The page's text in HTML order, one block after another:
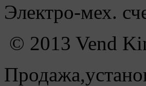
Электро-мех.
© 2013 Vend